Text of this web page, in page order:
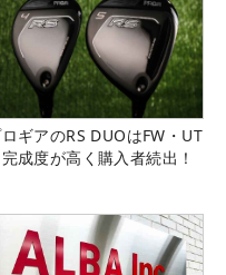
ギアのRS DUOはFW・UT
成度が高く購入者続出！